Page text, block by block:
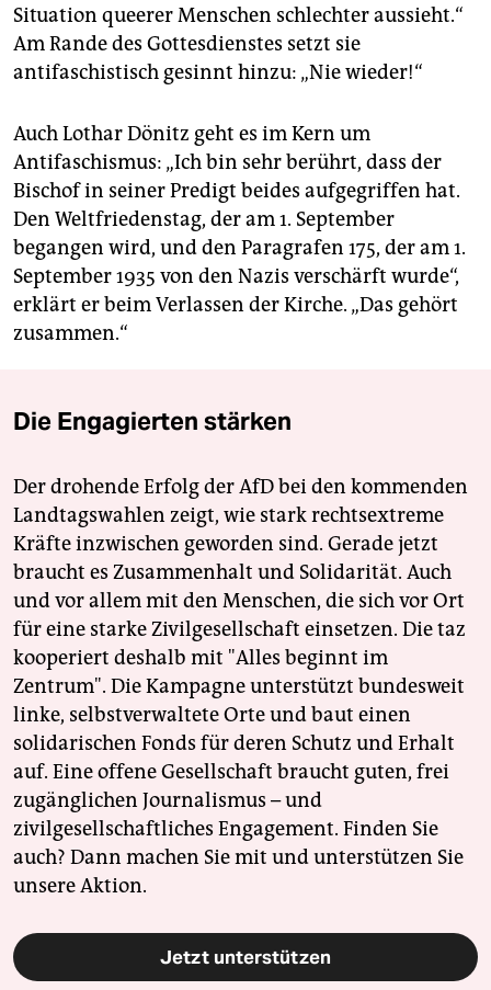
Situation queerer Menschen schlechter aussieht.“
Am Rande des Gottesdienstes setzt sie
antifaschistisch gesinnt hinzu: „Nie wieder!“
Auch Lothar Dönitz geht es im Kern um
Antifaschismus: „Ich bin sehr berührt, dass der
Bischof in seiner Predigt beides aufgegriffen hat.
Den Weltfriedenstag, der am 1. September
begangen wird, und den Paragrafen 175, der am 1.
September 1935 von den Nazis verschärft wurde“,
erklärt er beim Verlassen der Kirche. „Das gehört
zusammen.“
Die Engagierten stärken
Der drohende Erfolg der AfD bei den kommenden
Landtagswahlen zeigt, wie stark rechtsextreme
Kräfte inzwischen geworden sind. Gerade jetzt
braucht es Zusammenhalt und Solidarität. Auch
und vor allem mit den Menschen, die sich vor Ort
für eine starke Zivilgesellschaft einsetzen. Die taz
kooperiert deshalb mit "Alles beginnt im
Zentrum". Die Kampagne unterstützt bundesweit
linke, selbstverwaltete Orte und baut einen
solidarischen Fonds für deren Schutz und Erhalt
auf. Eine offene Gesellschaft braucht guten, frei
zugänglichen Journalismus – und
zivilgesellschaftliches Engagement. Finden Sie
auch? Dann machen Sie mit und unterstützen Sie
unsere Aktion.
Jetzt unterstützen